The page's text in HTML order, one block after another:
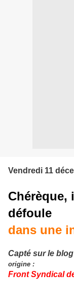
Vendredi 11
Chérèque,
défoule
dans une
Capté sur le
origine :
Front Syndical